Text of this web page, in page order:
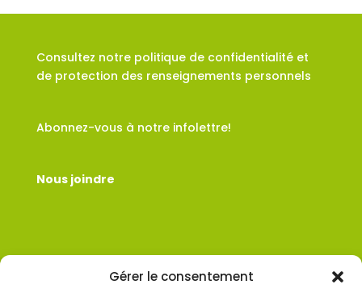
Gérer le consentement
Consultez notre politique de confidentialité et
de protection des renseignements personnels
Abonnez-vous à notre infolettre!
Nous joindre